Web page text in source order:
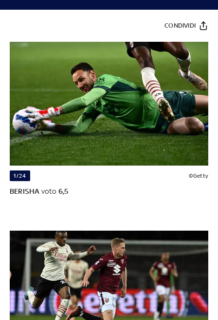
CONDIVIDI
1/24 ©Getty
BERISHA voto 6,5